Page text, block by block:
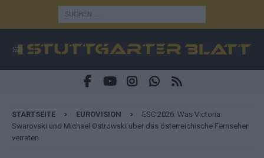
STARTSEITE EUROVISION
ESC 2026: Was Victoria
Swarovski und Michael Ostrowski über das österreichische Fernsehen
verraten